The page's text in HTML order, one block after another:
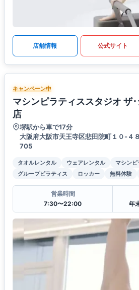
店舗情報 公式サイト
キャンペーン中
マシンピラティススタジオ ザ
店
堺駅から車で17分
大阪府大阪市天王寺区悲田院町１０-４
705
タオルレンタル ウェアレンタル
マシンピ
グループピラティス
ロッカー 無料体験
営業時間
7:30〜22:00
年